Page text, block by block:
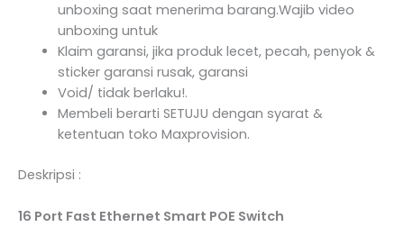
unboxing saat menerima barang.Wajib video
unboxing untuk
Klaim garansi, jika produk lecet, pecah, penyok &
sticker garansi rusak, garansi
Void/ tidak berlaku!.
Membeli berarti SETUJU dengan syarat &
ketentuan toko Maxprovision.
Deskripsi :
16 Port Fast Ethernet Smart POE Switch